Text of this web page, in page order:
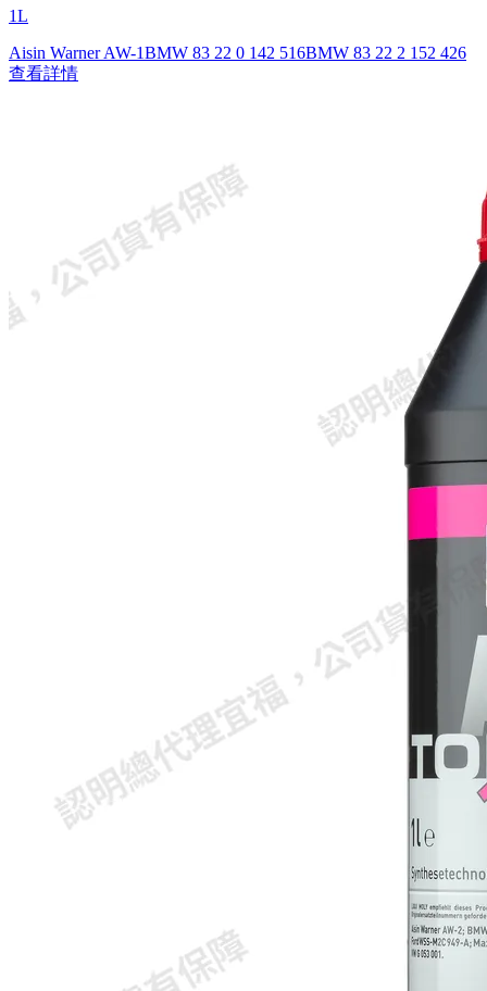
1L
Aisin Warner AW-1BMW 83 22 0 142 516BMW 83 22 2 152 426
查看詳情